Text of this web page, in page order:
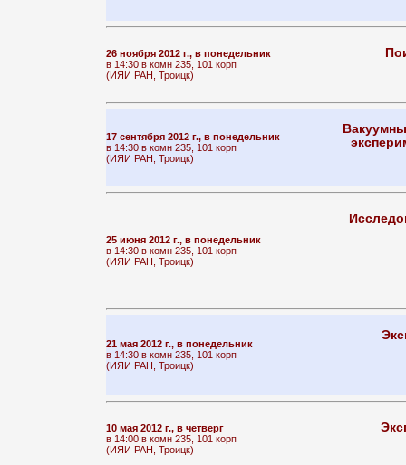
26 ноября 2012 г., в понедельник
в 14:30 в комн 235, 101 корп
(ИЯИ РАН, Троицк)
17 сентября 2012 г., в понедельник
в 14:30 в комн 235, 101 корп
(ИЯИ РАН, Троицк)
25 июня 2012 г., в понедельник
в 14:30 в комн 235, 101 корп
(ИЯИ РАН, Троицк)
21 мая 2012 г., в понедельник
в 14:30 в комн 235, 101 корп
(ИЯИ РАН, Троицк)
10 мая 2012 г., в четверг
в 14:00 в комн 235, 101 корп
(ИЯИ РАН, Троицк)